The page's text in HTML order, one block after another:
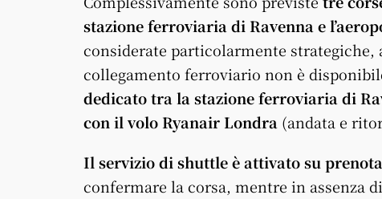
stazione ferroviaria di Ravenna e
considerate particolarmente strategiche,
collegamento ferroviario non è
dedicato tra la stazione ferroviaria di
con il volo Ryanair Londra (andata e
Il servizio di shuttle è attivato su
confermare la corsa, mentre in assenza